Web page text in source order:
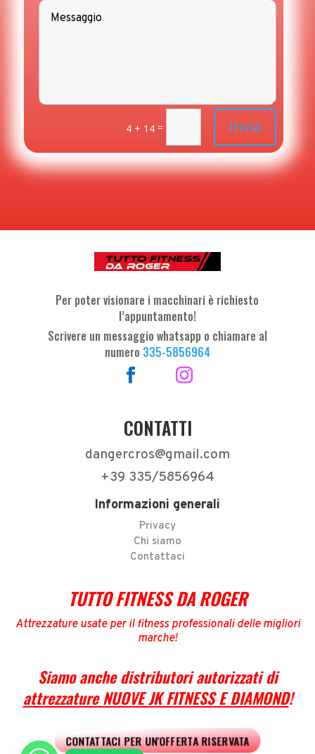
4 + 14 = Invia
Per poter visionare i macchinari è richiesto
l’appuntamento!
Scrivere un messaggio whatsapp o chiamare al
numero 335-5856964
CONTATTI
dangercros@gmail.com
+39 335/5856964
Informazioni generali
Privacy
Chi siamo
Contattaci
TUTTO FITNESS DA ROGER
Attrezzature usate per il fitness professionali delle migliori
marche!
Siamo anche distributori autorizzati di
attrezzature NUOVE JK FITNESS E DIAMOND!
CONTATTACI PER UN'OFFERTA RISERVATA